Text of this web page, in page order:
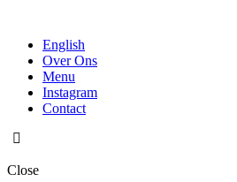
English
Over Ons
Menu
Instagram
Contact
Close